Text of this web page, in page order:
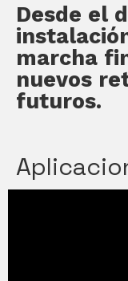
Desde el
marcha
nuevos
futuros.